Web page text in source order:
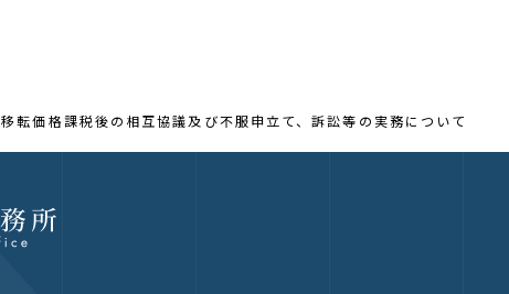
移転価格課税後の相互協議及び不服申立て、訴訟等の実務について